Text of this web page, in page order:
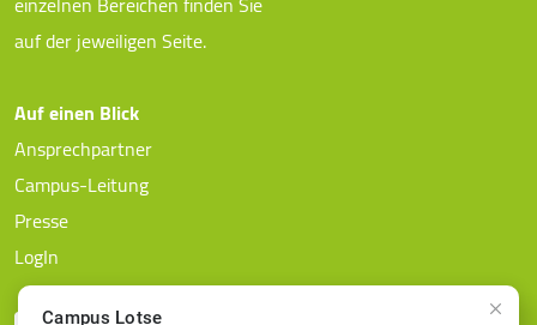
auf der jeweiligen Seite.
Auf einen Blick
Ansprechpartner
Campus-Leitung
Presse
LogIn
Campus Lotse